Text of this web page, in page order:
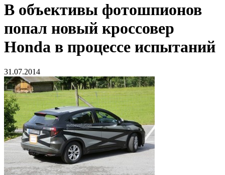
В объективы фотошпионов
попал новый кроссовер
Honda в процессе испытаний
31.07.2014